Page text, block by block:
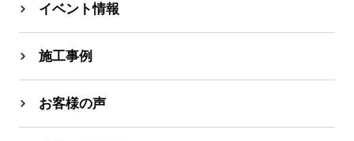
イベント情報
施工事例
お客様の声